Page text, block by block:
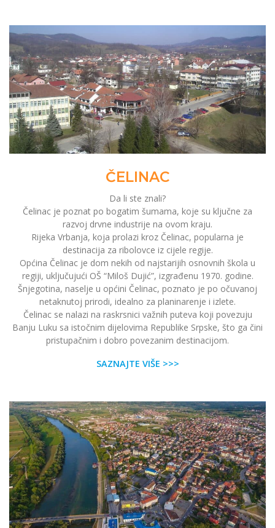
ČELINAC
Da li ste znali?
Čelinac je poznat po bogatim šumama, koje su ključne za
razvoj drvne industrije na ovom kraju.
Rijeka Vrbanja, koja prolazi kroz Čelinac, popularna je
destinacija za ribolovce iz cijele regije.
Općina Čelinac je dom nekih od najstarijih osnovnih škola u
regiji, uključujući OŠ “Miloš Dujić”, izgrađenu 1970. godine.
Šnjegotina, naselje u općini Čelinac, poznato je po očuvanoj
netaknutoj prirodi, idealno za planinarenje i izlete.
Čelinac se nalazi na raskrsnici važnih puteva koji povezuju
Banju Luku sa istočnim dijelovima Republike Srpske, što ga čini
pristupačnim i dobro povezanim destinacijom.
SAZNAJTE VIŠE >>>